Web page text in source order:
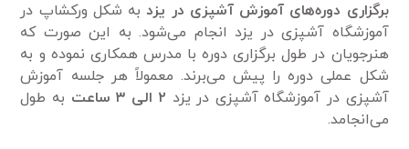
برگزاری دوره‌های آموزش آشپزی در یزد به شکل ورکشاپ در
آموزشگاه آشپزی در یزد انجام می‌شود. به این صورت که
هنرجویان در طول برگزاری دوره با مدرس همکاری نموده و به
شکل عملی دوره را پیش می‌برند. معمولاً هر جلسه آموزش
آشپزی در آموزشگاه آشپزی در یزد ۲ الی ۳ ساعت
به طول
می‌ا‌نجامد.